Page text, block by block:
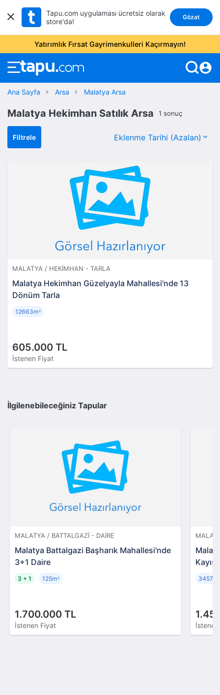
Tapu.com uygulaması ücretsiz olarak
store'da!
Gözat
Yatırımlık Fırsat Gayrimenkulleri Kaçırmayın!
account_circle
Ana Sayfa Arsa Malatya Arsa
Malatya Hekimhan Satılık Arsa 1 sonuç
Filtrele
MALATYA / HEKIMHAN - TARLA
Malatya Hekimhan Güzelyayla Mahallesi'nde 13
Dönüm Tarla
605.000 TL
İstenen Fiyat
12663m²
İlgilenebileceğiniz Tapular
MALATYA / BATTALGAZI - DAIRE
Malatya Battalgazi Başharık Mahallesi'nde
3+1 Daire
1.700.000 TL
İstenen Fiyat
3 + 1 125m²